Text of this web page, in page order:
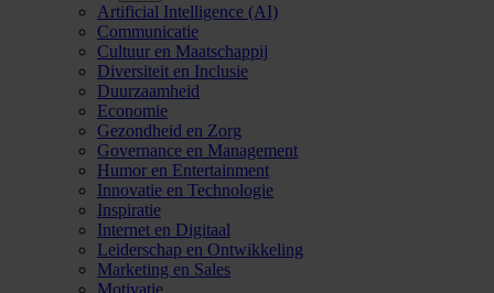
Artificial Intelligence (AI)
Communicatie
Cultuur en Maatschappij
Diversiteit en Inclusie
Duurzaamheid
Economie
Gezondheid en Zorg
Governance en Management
Humor en Entertainment
Innovatie en Technologie
Inspiratie
Internet en Digitaal
Leiderschap en Ontwikkeling
Marketing en Sales
Motivatie